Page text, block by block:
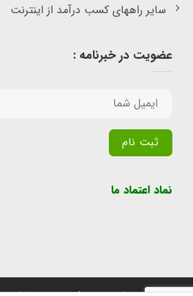
سایر راههای کسب درآمد از اینترنت
عضویت در خبرنامه :
نماد اعتماد ما